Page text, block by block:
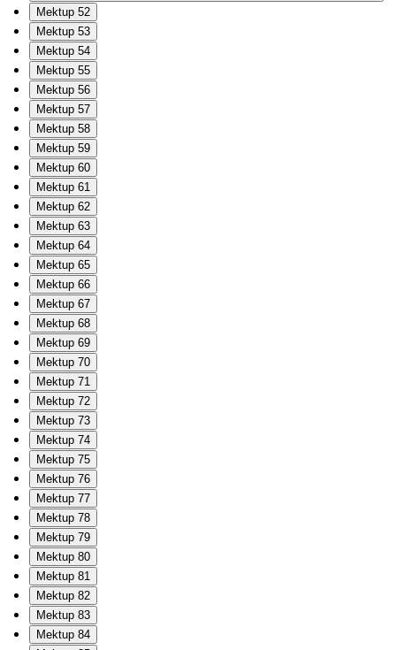
Mektup 52
Mektup 53
Mektup 54
Mektup 55
Mektup 56
Mektup 57
Mektup 58
Mektup 59
Mektup 60
Mektup 61
Mektup 62
Mektup 63
Mektup 64
Mektup 65
Mektup 66
Mektup 67
Mektup 68
Mektup 69
Mektup 70
Mektup 71
Mektup 72
Mektup 73
Mektup 74
Mektup 75
Mektup 76
Mektup 77
Mektup 78
Mektup 79
Mektup 80
Mektup 81
Mektup 82
Mektup 83
Mektup 84